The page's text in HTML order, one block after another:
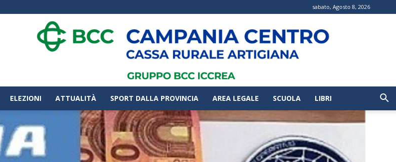
sabato, Agosto 8, 2026
ELEZIONI ATTUALITÀ SPORT DALLA PROVINCIA AREA LEGALE SCUOLA LIBRI